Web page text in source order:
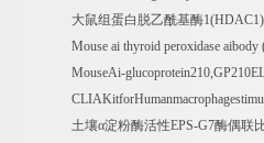
大鼠组蛋白脱乙酰基酶
Mouse ai thyroid peroxidase
MouseAi-
土壤α淀粉酶活性EPS-G7酶偶联